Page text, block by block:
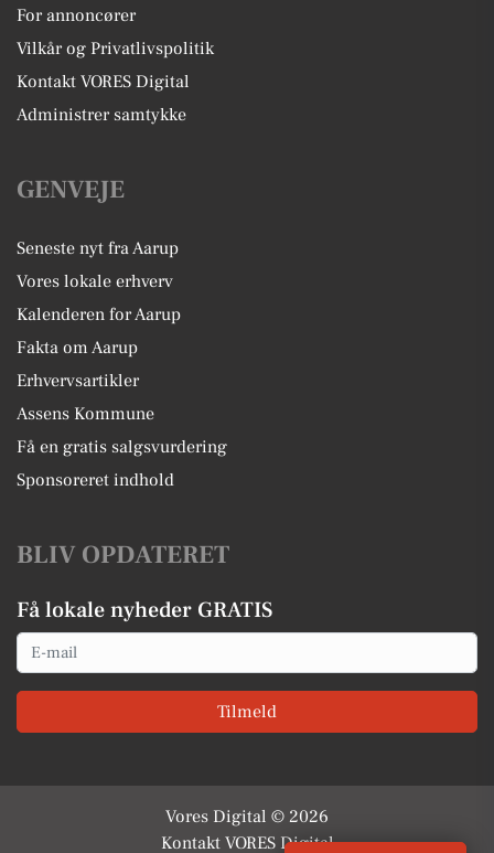
For annoncører
Vilkår og Privatlivspolitik
Kontakt VORES Digital
Administrer samtykke
GENVEJE
Seneste nyt fra Aarup
Vores lokale erhverv
Kalenderen for Aarup
Fakta om Aarup
Erhvervsartikler
Assens Kommune
Få en gratis salgsvurdering
Sponsoreret indhold
BLIV OPDATERET
Få lokale nyheder GRATIS
Email
Tilmeld
Vores Digital © 2026
Kontakt VORES Digital